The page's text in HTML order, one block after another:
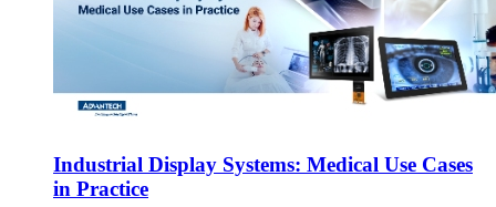
Industrial Display Systems: Medical Use Cases
in Practice